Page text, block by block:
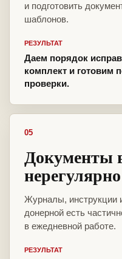
и подготовить
шаблонов.
РЕЗУЛЬТАТ
Даем порядок
комплект и готовим
проверки.
05
Документы
нерегулярно
Журналы, инструкции
донерной есть
в ежедневной работе.
РЕЗУЛЬТАТ